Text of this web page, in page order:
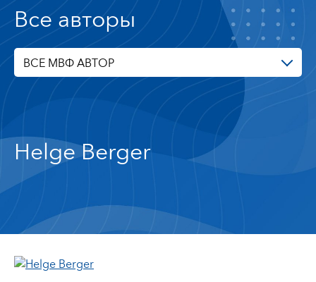
Все авторы
ВСЕ МВФ АВТОР
Helge Berger